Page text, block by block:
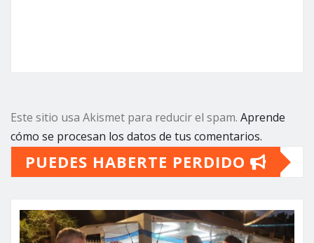
Este sitio usa Akismet para reducir el spam. Aprende
cómo se procesan los datos de tus comentarios.
PUEDES HABERTE PERDIDO